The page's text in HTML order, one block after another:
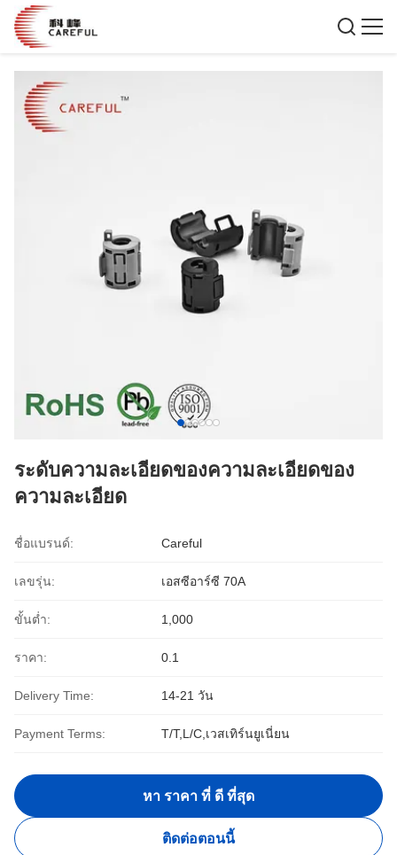
ระดับความละเอียดของความละเอียดของ
ความละเอียด
ชื่อแบรนด์: Careful
เลขรุ่น: เอสซีอาร์ซี 70A
ขั้นต่ำ: 1,000
ราคา: 0.1
Delivery Time: 14-21 วัน
Payment Terms: T/T,L/C,เวสเทิร์นยูเนี่ยน
หา ราคา ที่ ดี ที่สุด
ติดต่อตอนนี้